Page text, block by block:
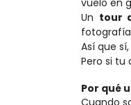
vuelo en
Un tour
Así que
Pero si tu
Por qué
Cuando